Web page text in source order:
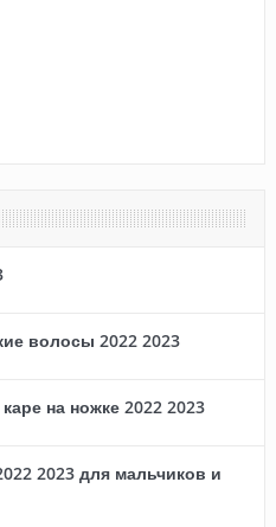
волосы 2022 2023
на ножке 2022 2023
2023 для мальчиков и